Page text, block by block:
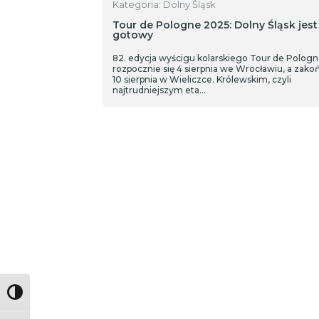
Toggle High Contrast
Kategoria: Dolny Śląsk
Tour de Pologne 2025: Dolny Śląsk jest
gotowy
82. edycja wyścigu kolarskiego Tour de
rozpocznie się 4 sierpnia we Wrocławiu, a
10 sierpnia w Wieliczce. Królewskim, czyli
najtrudniejszym eta…